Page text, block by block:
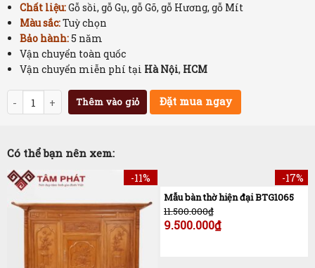
Chất liệu:Gỗ sồi, gỗ Gụ, gỗ Gõ, gỗ Hương, gỗ Mít
Màu sắc:Tuỳ chọn
Bảo hành:5 năm
Vận chuyển toàn quốc
Vận chuyển miễn phí tại Hà Nội, HCM
Số lượng Thêm vào giỏ Đặt mua ngay
Có thể bạn nên xem:
-11% -17%
Mẫu bàn thờ hiện đại BTG1065
11.500.000₫
9.500.000₫